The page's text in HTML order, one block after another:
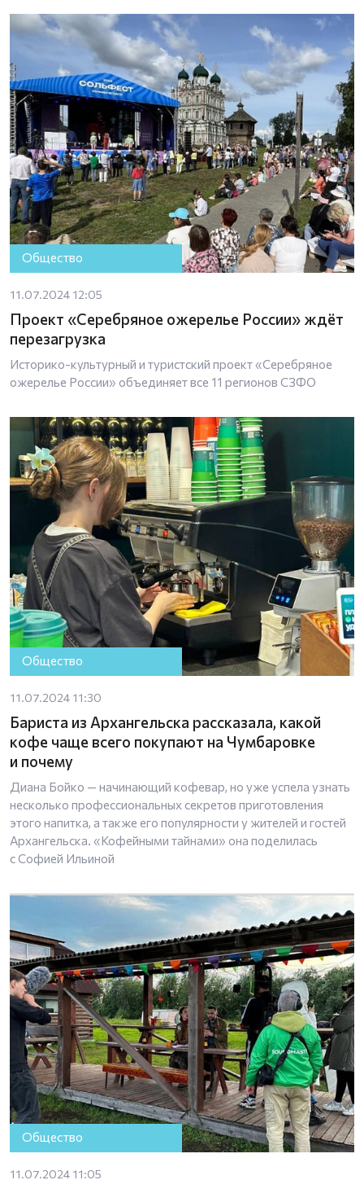
Общество
11.07.2024 12:05
Проект «Серебряное ожерелье России» ждёт
перезагрузка
Историко-культурный и туристский проект «Серебряное
ожерелье России» объединяет все 11 регионов СЗФО
Общество
11.07.2024 11:30
Бариста из Архангельска рассказала, какой
кофе чаще всего покупают на Чумбаровке
и почему
Диана Бойко — начинающий кофевар, но уже успела узнать
несколько профессиональных секретов приготовления
этого напитка, а также его популярности у жителей и гостей
Архангельска. «Кофейными тайнами» она поделилась
с Софией Ильиной
Общество
11.07.2024 11:05